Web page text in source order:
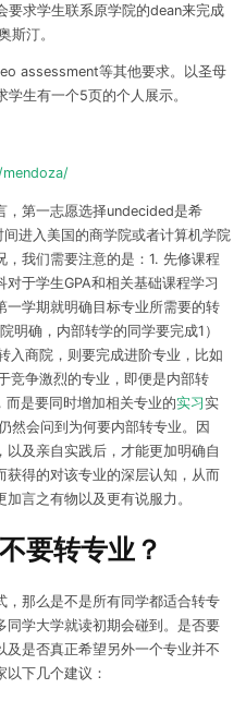
要求学生联系原学院的dean来完成
斯汀。
assessment等其他要求。以圣母
生有一个5页的个人展示。
，第一志愿选择undecided是希
进入美国的商学院或者计算机学院
，我们需要注意的是：1. 先修课程
于学生GPA和相关基础课程学习
一学期就明确目标专业所需要的转
明确，内部转学的同学要完成1）
入商院，则要完成进阶专业，比如
竞争激烈的专业，即便是内部转
而是要同时增加相关专业的实习实
然会问到为何要内部转专业。因
及亲自实践后，才能更加明确自
获得的对该专业的深层认知，从而
言之有物以及更有说服力。
要转专业？
，那么是不是所有同学都适合转专
同学大学就读初期会碰到。是否要
是否真正希望另外一个专业并不
下几个建议：